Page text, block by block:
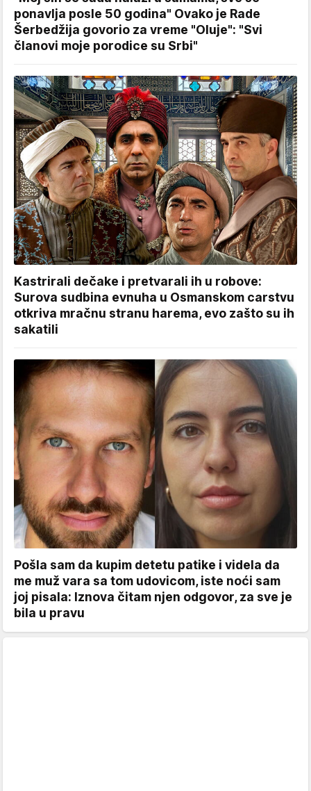
ponavlja posle 50 godina" Ovako je Rade
Šerbedžija govorio za vreme "Oluje": "Svi
članovi moje porodice su Srbi"
Kastrirali dečake i pretvarali ih u robove:
Surova sudbina evnuha u Osmanskom carstvu
otkriva mračnu stranu harema, evo zašto su ih
sakatili
Pošla sam da kupim detetu patike i videla da
me muž vara sa tom udovicom, iste noći sam
joj pisala: Iznova čitam njen odgovor, za sve je
bila u pravu